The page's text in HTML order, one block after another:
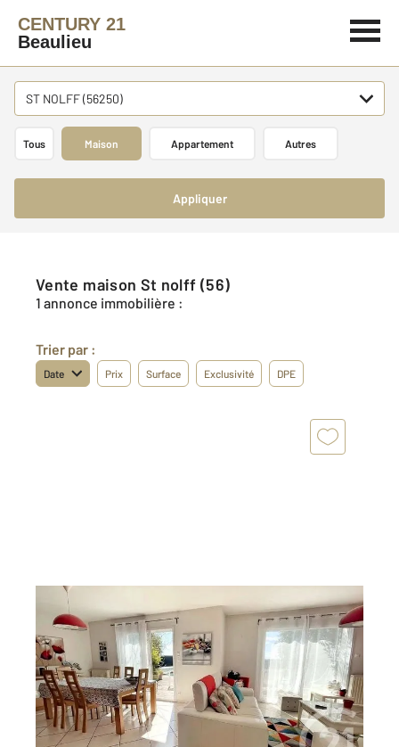
CENTURY 21
Beaulieu
ST NOLFF (56250)
Tous Maison Appartement Autres
Appliquer
Vente maison St nolff (56)
1 annonce immobilière :
Trier par :
Date Prix Surface Exclusivité DPE
ST NOLFF 56
128,30 m
2, 7 pièces
Ref : 972
Maison à vendre
388 500 €